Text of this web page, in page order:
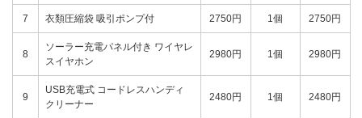
7 衣類圧縮袋 吸引ポンプ付 2750円 1個 2750円
8
ソーラー充電パネル付き ワイヤレ
スイヤホン
2980円 1個 2980円
9
USB充電式 コードレスハンディ
クリーナー
2480円 1個 2480円